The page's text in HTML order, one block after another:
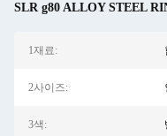
SLR g80 ALLOY STEEL
1재료:
2사이즈:
3색: